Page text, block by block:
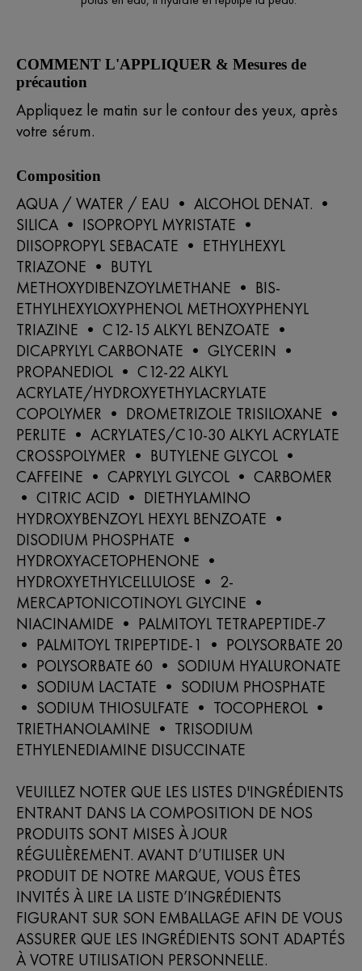
COMMENT L'APPLIQUER & Mesures de
précaution
Appliquez le matin sur le contour des yeux, après
votre sérum.
Composition
AQUA / WATER / EAU • ALCOHOL DENAT. •
SILICA • ISOPROPYL MYRISTATE •
DIISOPROPYL SEBACATE • ETHYLHEXYL
TRIAZONE • BUTYL
METHOXYDIBENZOYLMETHANE • BIS-
ETHYLHEXYLOXYPHENOL METHOXYPHENYL
TRIAZINE • C12-15 ALKYL BENZOATE •
DICAPRYLYL CARBONATE • GLYCERIN •
PROPANEDIOL • C12-22 ALKYL
ACRYLATE/HYDROXYETHYLACRYLATE
COPOLYMER • DROMETRIZOLE TRISILOXANE •
PERLITE • ACRYLATES/C10-30 ALKYL ACRYLATE
CROSSPOLYMER • BUTYLENE GLYCOL •
CAFFEINE • CAPRYLYL GLYCOL • CARBOMER
• CITRIC ACID • DIETHYLAMINO
HYDROXYBENZOYL HEXYL BENZOATE •
DISODIUM PHOSPHATE •
HYDROXYACETOPHENONE •
HYDROXYETHYLCELLULOSE • 2-
MERCAPTONICOTINOYL GLYCINE •
NIACINAMIDE • PALMITOYL TETRAPEPTIDE-7
• PALMITOYL TRIPEPTIDE-1 • POLYSORBATE 20
• POLYSORBATE 60 • SODIUM HYALURONATE
• SODIUM LACTATE • SODIUM PHOSPHATE
• SODIUM THIOSULFATE • TOCOPHEROL •
TRIETHANOLAMINE • TRISODIUM
ETHYLENEDIAMINE DISUCCINATE
VEUILLEZ NOTER QUE LES LISTES D'INGRÉDIENTS
ENTRANT DANS LA COMPOSITION DE NOS
PRODUITS SONT MISES À JOUR
RÉGULIÈREMENT. AVANT D’UTILISER UN
PRODUIT DE NOTRE MARQUE, VOUS ÊTES
INVITÉS À LIRE LA LISTE D’INGRÉDIENTS
FIGURANT SUR SON EMBALLAGE AFIN DE VOUS
ASSURER QUE LES INGRÉDIENTS SONT ADAPTÉS
À VOTRE UTILISATION PERSONNELLE.